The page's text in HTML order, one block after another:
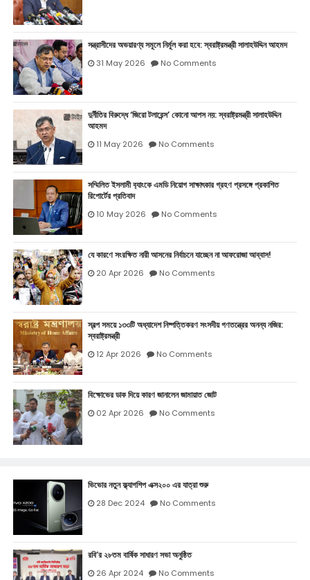
সন্ত্রাসীদের অভয়ারণ্য সমূলে নির্মূল করা হবে: স্বরাষ্ট্রমন্ত্রী সালাহউদ্দিন আহমদ
31 May 2026 No Comments
দুর্নীতির বিরুদ্ধে ‘জিরো টলারেন্স’ কোনো আপস নয়: স্বরাষ্ট্রমন্ত্রী সালাহউদ্দিন
আহমদ
11 May 2026 No Comments
সম্মিলিত ইসলামী ব‍্যাংকে এমডি নিয়োগ সাক্ষাৎকার গ্রহণ প্রসঙ্গে প্রকাশিত
রিপোর্টের প্রতিবাদ
10 May 2026 No Comments
যে কারণে সংরক্ষিত নারী আসনের নির্বাচনে যাচ্ছেন না আফরোজা আব্বাস!
20 Apr 2026 No Comments
স্বল্প সময়ে ১৩৩টি অধ্যাদেশ নিষ্পত্তিকরণ সংসদীয় গণতন্ত্রের অনন্য নজির:
স্বরাষ্ট্রমন্ত্রী
12 Apr 2026 No Comments
বিক্ষোভের ডাক দিয়ে কারণ জানালেন জামায়াত জোট
02 Apr 2026 No Comments
ভিভোর নতুন ফ্ল্যাগশিপ এক্স২০০ এর যাত্রা শুরু
28 Dec 2024 No Comments
রবি’র ২৮তম বার্ষিক সাধারণ সভা অনুষ্ঠিত
26 Apr 2024 No Comments